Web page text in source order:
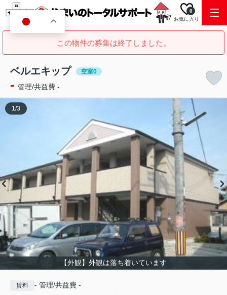
お気に入り
0
この物件の募集は終了しました。
ベルエキップ 空室0
- 管理/共益費 -
【外観】外観は落ち着いています
1/3
賃料 - 管理/共益費 -